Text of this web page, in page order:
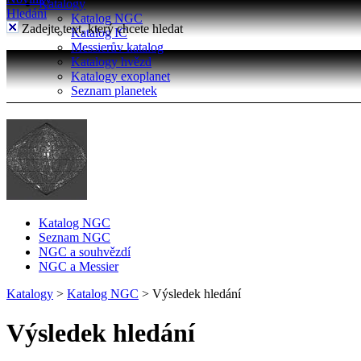
Katalogy
Katalog NGC
Katalog IC
Messierův katalog
Katalogy hvězd
Katalogy exoplanet
Seznam planetek
Hledání
Zadejte text, který chcete hledat
Katalog NGC
Seznam NGC
NGC a souhvězdí
NGC a Messier
Katalogy > Katalog NGC > Výsledek hledání
Výsledek hledání